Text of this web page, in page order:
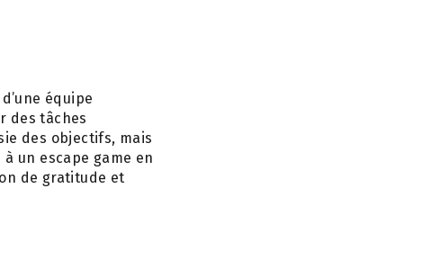
équipe
des tâches
des objectifs, mais
un escape game en
de gratitude et